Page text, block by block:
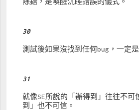
30
測試後如果沒找到任何bug，一定
31
就像SE所說的「辦得到」往往不可
到」也不可信。